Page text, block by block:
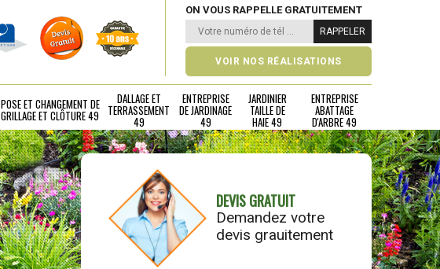
ON VOUS RAPPELLE GRATUITEMENT
VOIR NOS RÉALISATIONS
POSE ET CHANGEMENT DE
GRILLAGE ET CLÔTURE 49
DALLAGE ET
TERRASSEMENT
49
ENTREPRISE
DE JARDINAGE
49
JARDINIER
TAILLE DE
HAIE 49
ENTREPRISE
ABATTAGE
D'ARBRE 49
DEVIS GRATUIT
Demandez votre
devis grauitement